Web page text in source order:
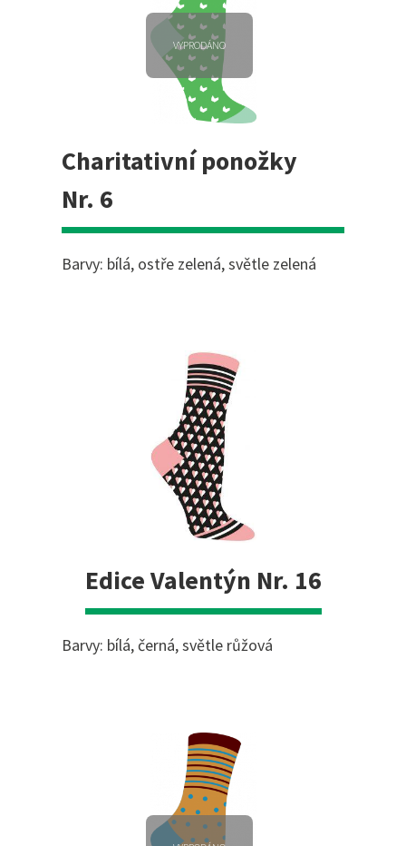
VYPRODÁNO
Charitativní ponožky
Nr. 6
Barvy: bílá, ostře zelená, světle zelená
Edice Valentýn Nr. 16
Barvy: bílá, černá, světle růžová